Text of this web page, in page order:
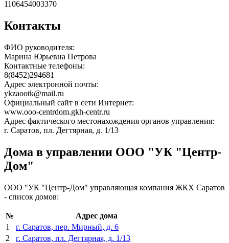
1106454003370
Контакты
ФИО руководителя:
Марина Юрьевна Петрова
Контактные телефоны:
8(8452)294681
Адрес электронной почты:
ykzaootk@mail.ru
Официальный сайт в сети Интернет:
www.ooo-centrdom.gkh-centr.ru
Адрес фактического местонахождения органов управления:
г. Саратов, пл. Дегтярная, д. 1/13
Дома в управлении ООО "УК "Центр-
Дом"
ООО "УК "Центр-Дом" управляющая компания ЖКХ Саратов
- список домов:
№
Адрес дома
1
г. Саратов, пер. Мирный, д. 6
2
г. Саратов, пл. Дегтярная, д. 1/13